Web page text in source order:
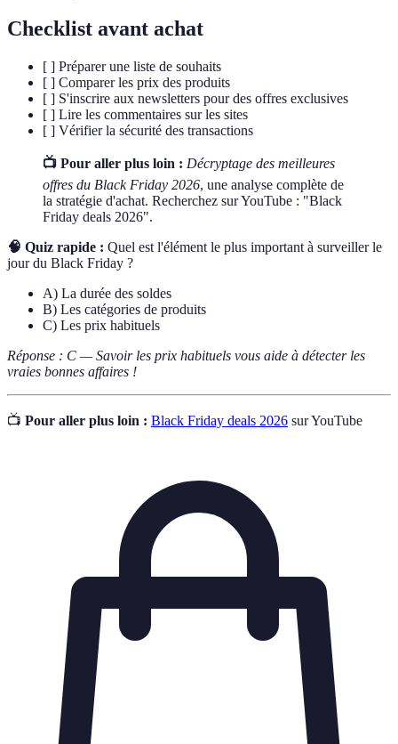
Checklist avant achat
[ ] Préparer une liste de souhaits
[ ] Comparer les prix des produits
[ ] S'inscrire aux newsletters pour des offres exclusives
[ ] Lire les commentaires sur les sites
[ ] Vérifier la sécurité des transactions
📺 Pour aller plus loin : Décryptage des meilleures
offres du Black Friday 2026, une analyse complète de
la stratégie d'achat. Recherchez sur YouTube : "Black
Friday deals 2026".
🧠 Quiz rapide : Quel est l'élément le plus important à surveiller le
jour du Black Friday ?
A) La durée des soldes
B) Les catégories de produits
C) Les prix habituels
Réponse : C — Savoir les prix habituels vous aide à détecter les
vraies bonnes affaires !
📺 Pour aller plus loin : Black Friday deals 2026 sur YouTube